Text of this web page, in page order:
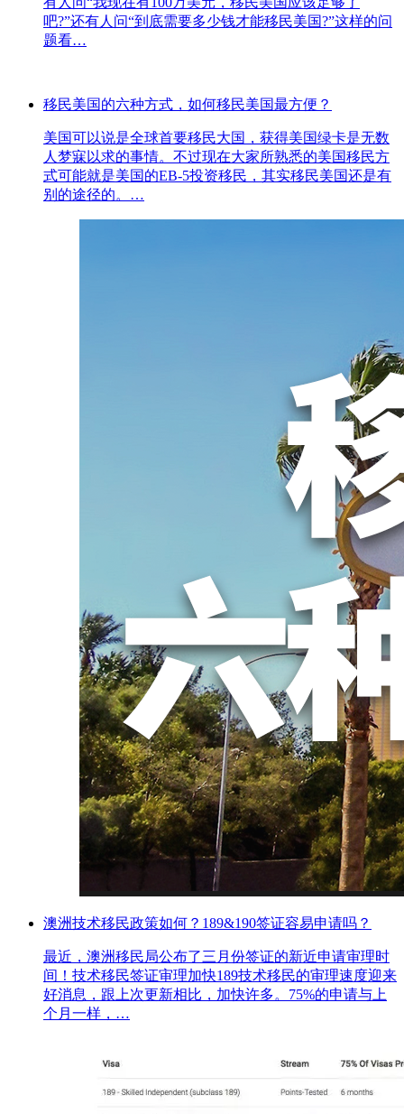
吧?”还有人问“到底需要多少钱才能移民美国?”这样的问
题看…
移民美国的六种方式，如何移民美国最方便？
美国可以说是全球首要移民大国，获得美国绿卡是无数
人梦寐以求的事情。不过现在大家所熟悉的美国移民方
式可能就是美国的EB-5投资移民，其实移民美国还是有
别的途径的。…
澳洲技术移民政策如何？189&190签证容易申请吗？
最近，澳洲移民局公布了三月份签证的新近申请审理时
间！技术移民签证审理加快189技术移民的审理速度迎来
好消息，跟上次更新相比，加快许多。75%的申请与上
个月一样，…